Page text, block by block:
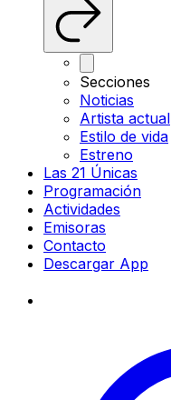
Secciones
Noticias
Artista actual
Estilo de vida
Estreno
Las 21 Únicas
Programación
Actividades
Emisoras
Contacto
Descargar App